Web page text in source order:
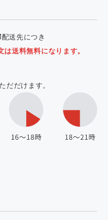
送先につき
送料無料になります。
だだけます。